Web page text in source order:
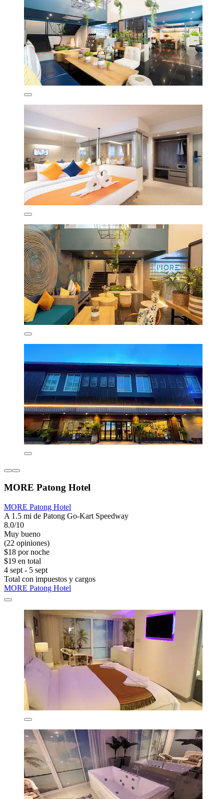
MORE Patong Hotel
MORE Patong Hotel
A 1.5 mi de Patong Go-Kart Speedway
8.0/10
Muy bueno
(22 opiniones)
$18 por noche
$19 en total
4 sept - 5 sept
Total con impuestos y cargos
MORE Patong Hotel